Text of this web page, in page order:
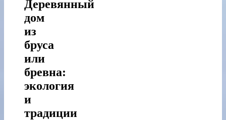
Деревянный
дом
из
бруса
или
бревна:
экология
и
традиции